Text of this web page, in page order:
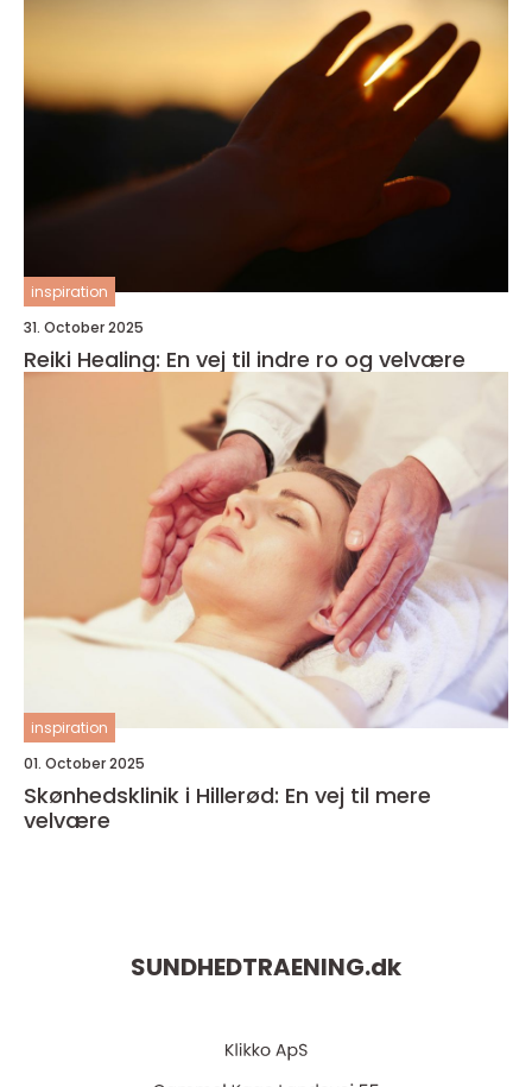
inspiration
31. October 2025
Reiki Healing: En vej til indre ro og velvære
inspiration
01. October 2025
Skønhedsklinik i Hillerød: En vej til mere
velvære
SUNDHEDTRAENING.dk